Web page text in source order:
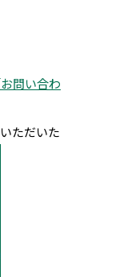
問い合わ
ただいた